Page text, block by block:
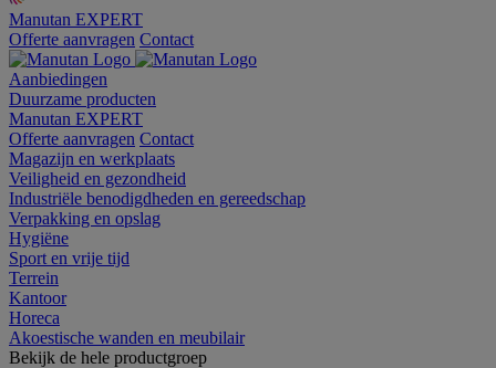
Manutan EXPERT
Offerte aanvragen Contact
Aanbiedingen
Duurzame producten
Manutan EXPERT
Offerte aanvragen Contact
Magazijn en werkplaats
Veiligheid en gezondheid
Industriële benodigdheden en gereedschap
Verpakking en opslag
Hygiëne
Sport en vrije tijd
Terrein
Kantoor
Horeca
Akoestische wanden en meubilair
Bekijk de hele productgroep